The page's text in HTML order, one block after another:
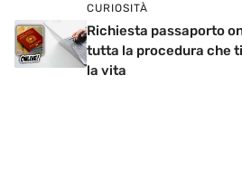
CURIOSITÀ
Richiesta passaporto
tutta la procedura che
la vita